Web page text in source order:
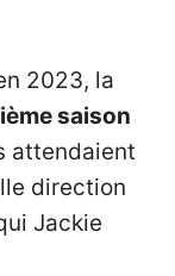
2023, la
saison
attendaient
direction
Jackie